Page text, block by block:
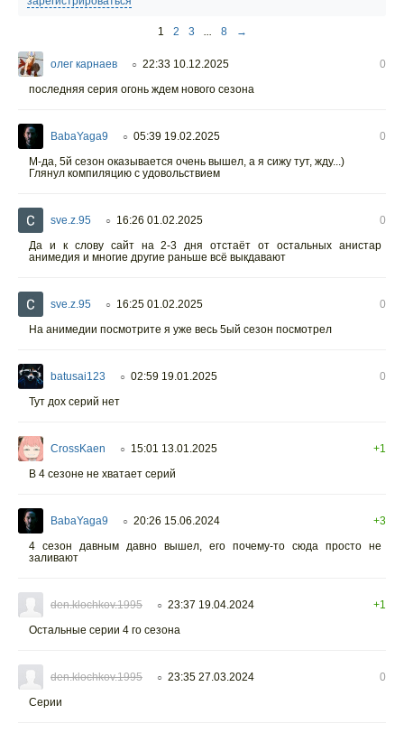
1 2 3 ... 8 →
олег карнаев ○ 22:33 10.12.2025
0
последняя серия огонь ждем нового сезона
BabaYaga9 ○ 05:39 19.02.2025
0
М-да, 5й сезон оказывается очень вышел, а я сижу тут, жду...)
Глянул компиляцию с удовольствием
sve.z.95 ○ 16:26 01.02.2025
0
Да и к слову сайт на 2-3 дня отстаёт от остальных анистар
анимедия и многие другие раньше всё выкдавают
sve.z.95 ○ 16:25 01.02.2025
0
На анимедии посмотрите я уже весь 5ый сезон посмотрел
batusai123 ○ 02:59 19.01.2025
0
Тут дох серий нет
CrossKaen ○ 15:01 13.01.2025
+1
В 4 сезоне не хватает серий
BabaYaga9 ○ 20:26 15.06.2024
+3
4 сезон давным давно вышел, его почему-то сюда просто не
заливают
den.klochkov.1995 ○ 23:37 19.04.2024
+1
Остальные серии 4 го сезона
den.klochkov.1995 ○ 23:35 27.03.2024
0
Серии